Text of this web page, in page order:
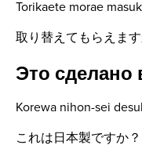
Torikaete morae
取り替えてもらえます
Это сделано
Korewa nihon-sei
これは日本製ですか？